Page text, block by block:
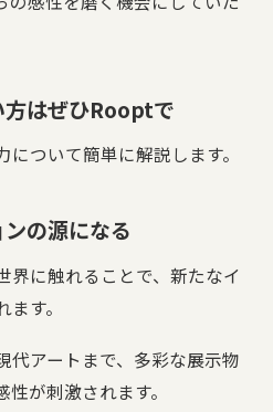
方はぜひRooptで
ついて簡単に解説します。
の源になる
界に触れることで、新たなイ
す。
代アートまで、多彩な展示物
が刺激されます。